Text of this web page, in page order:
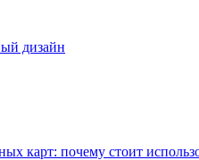
дизайн
карт: почему стоит